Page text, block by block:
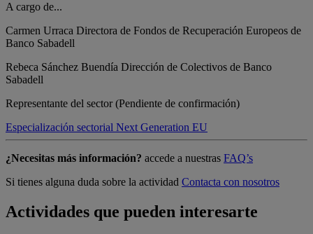
A cargo de...
Carmen Urraca Directora de Fondos de Recuperación Europeos de
Banco Sabadell
Rebeca Sánchez Buendía Dirección de Colectivos de Banco
Sabadell
Representante del sector(Pendiente de confirmación)
Especialización sectorial Next Generation EU
¿Necesitas más información? accede a nuestras FAQ’s
Si tienes alguna duda sobre la actividad Contacta con nosotros
Actividades que pueden interesarte